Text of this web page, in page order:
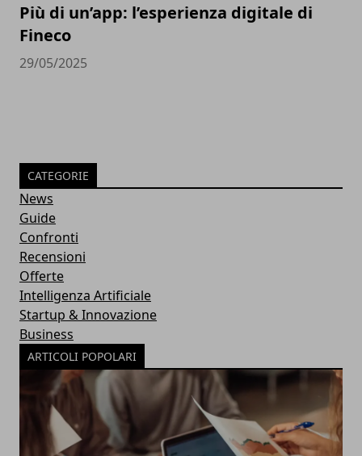
Più di un’app: l’esperienza digitale di
Fineco
29/05/2025
CATEGORIE
News
Guide
Confronti
Recensioni
Offerte
Intelligenza Artificiale
Startup & Innovazione
Business
ARTICOLI POPOLARI